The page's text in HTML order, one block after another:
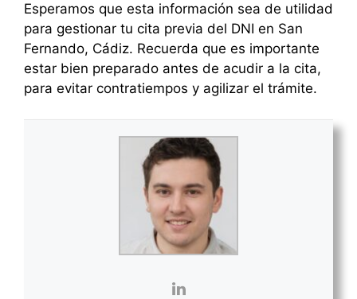
Esperamos que esta información sea de utilidad
para gestionar tu cita previa del DNI en San
Fernando, Cádiz. Recuerda que es importante
estar bien preparado antes de acudir a la cita,
para evitar contratiempos y agilizar el trámite.